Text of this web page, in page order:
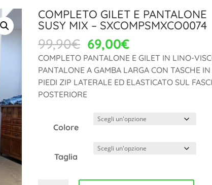
COMPLETO GILET E PANTALONE
SUSY MIX – SXCOMPSMXCO0074
99,90€ Il
prezzo
originale
era:
99,90€.
69,00€Il
prezzo
attuale
è:
COMPLETO PANTALONE E GILET IN LINO-
PANTALONE A GAMBA LARGA CON TASCHE IN
PIEDI ZIP LATERALE ED ELASTICATO SUL
POSTERIORE
Colore
Taglia